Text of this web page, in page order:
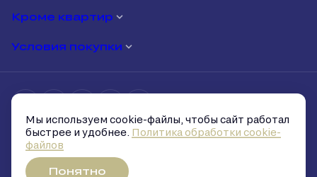
Кроме квартир
Условия покупки
Политика обработки персональных данных
Политика обработки cookie-файлов
Условия и запреты на распространение персональных данных
Скачать презентацию
Мы используем cookie-файлы, чтобы сайт работал
быстрее и удобнее. Политика обработки cookie-
файлов
Понятно